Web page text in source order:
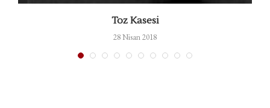
Toz Kasesi
28 Nisan 2018